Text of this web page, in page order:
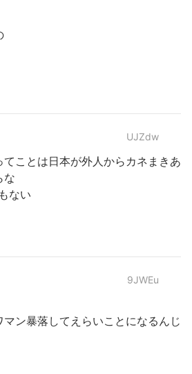
UJZdw
ことは日本が外人からカネまきあ
な
ない
9JWEu
ン暴落してえらいことになるんじ